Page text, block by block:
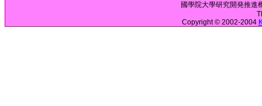
國學院大學研究開発推
Copyright © 2002-2004